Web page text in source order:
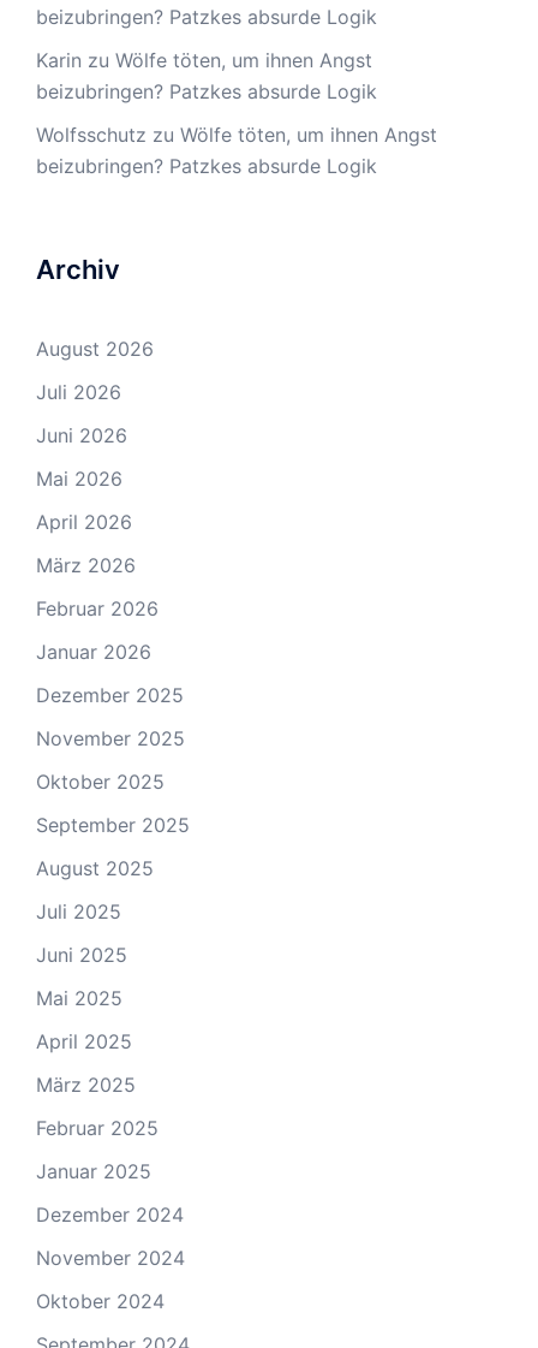
beizubringen? Patzkes absurde Logik
Karin zu Wölfe töten, um ihnen Angst
beizubringen? Patzkes absurde Logik
Wolfsschutz zu Wölfe töten, um ihnen Angst
beizubringen? Patzkes absurde Logik
Archiv
August 2026
Juli 2026
Juni 2026
Mai 2026
April 2026
März 2026
Februar 2026
Januar 2026
Dezember 2025
November 2025
Oktober 2025
September 2025
August 2025
Juli 2025
Juni 2025
Mai 2025
April 2025
März 2025
Februar 2025
Januar 2025
Dezember 2024
November 2024
Oktober 2024